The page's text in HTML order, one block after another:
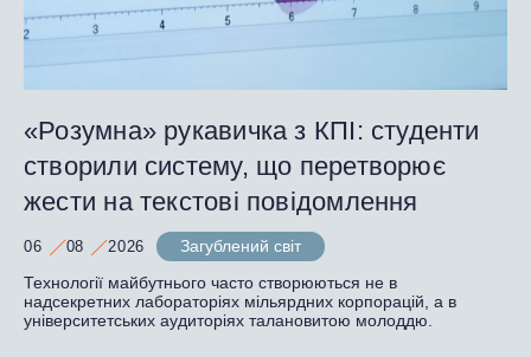
«Розумна» рукавичка з КПІ: студенти
створили систему, що перетворює
жести на текстові повідомлення
06 08 2026
Загублений світ
Технології майбутнього часто створюються не в
надсекретних лабораторіях мільярдних корпорацій, а в
університетських аудиторіях талановитою молоддю.